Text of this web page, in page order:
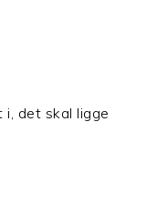
i, det skal ligge